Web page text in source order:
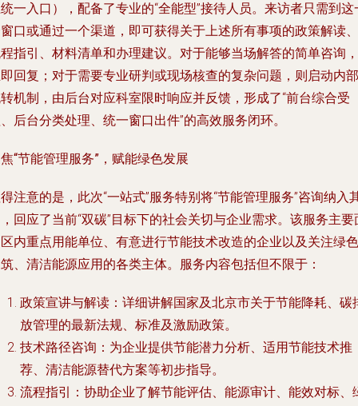
一入口），配备了专业的“全能型”接待人员。来访者只需到这
口或通过一个渠道，即可获得关于上述所有事项的政策解读、
指引、材料清单和办理建议。对于能够当场解答的简单咨询，
回复；对于需要专业研判或现场核查的复杂问题，则启动内部
机制，由后台对应科室限时响应并反馈，形成了“前台综合受
后台分类处理、统一窗口出件”的高效服务闭环。
“节能管理服务”，赋能绿色发展
注意的是，此次“一站式”服务特别将“节能管理服务”咨询纳入
回应了当前“双碳”目标下的社会关切与企业需求。该服务主要
内重点用能单位、有意进行节能技术改造的企业以及关注绿色
、清洁能源应用的各类主体。服务内容包括但不限于：
政策宣讲与解读 ：详细讲解国家及北京市关于节能降耗、碳
放管理的最新法规、标准及激励政策。
技术路径咨询 ：为企业提供节能潜力分析、适用节能技术推
荐、清洁能源替代方案等初步指导。
流程指引 ：协助企业了解节能评估、能源审计、能效对标、